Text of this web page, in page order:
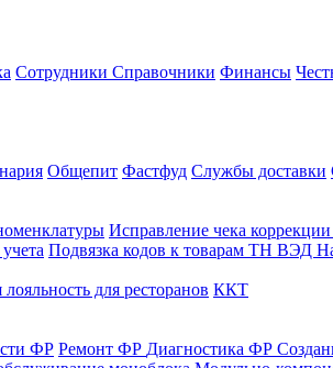
Сотрудники Справочники Финансы
Общепит Фастфуд Службы доставки
Исправление чека коррекции
Подвязка кодов к товарам ТН ВЭД
для ресторанов ККТ
ФР Ремонт ФР Диагностика ФР